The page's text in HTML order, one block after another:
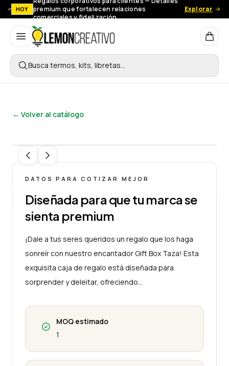
HOY
premium que fortalecen relaciones
comerciales y fidelización.
Explorar
Lemon Creativo
Busca termos, kits, libretas…
← Volver al catálogo
DATOS PARA COTIZAR MEJOR
Diseñada para que tu marca se
sienta premium
¡Dale a tus seres queridos un regalo que los haga
sonreír con nuestro encantador Gift Box Taza! Esta
exquisita caja de regalo está diseñada para
sorprender y deleitar, ofreciendo…
MOQ estimado
1